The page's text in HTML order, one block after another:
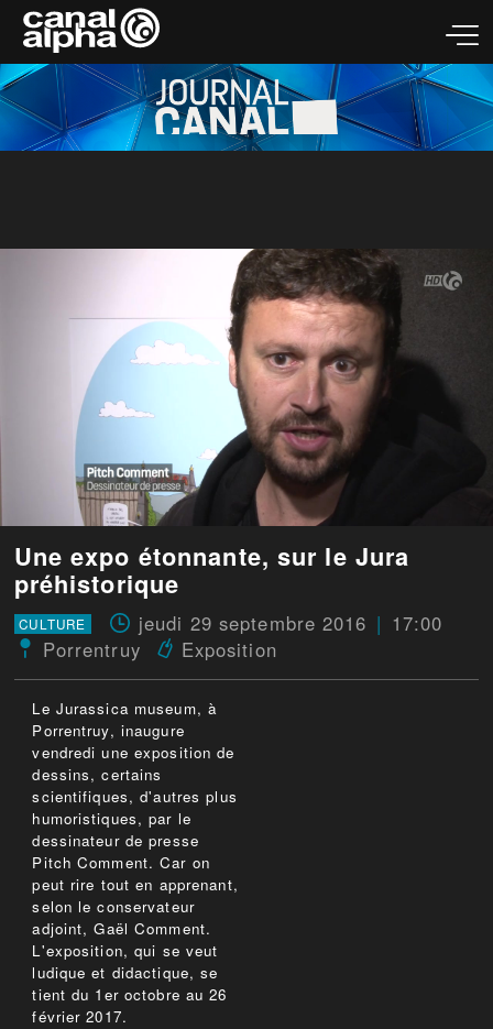
Une expo étonnante, sur le Jura
préhistorique
CULTURE jeudi 29 septembre 2016
17:00
Porrentruy
Exposition
Le Jurassica museum, à
Porrentruy, inaugure
vendredi une exposition de
dessins, certains
scientifiques, d'autres plus
humoristiques, par le
dessinateur de presse
Pitch Comment. Car on
peut rire tout en apprenant,
selon le conservateur
adjoint, Gaël Comment.
L'exposition, qui se veut
ludique et didactique, se
tient du 1er octobre au 26
février 2017.